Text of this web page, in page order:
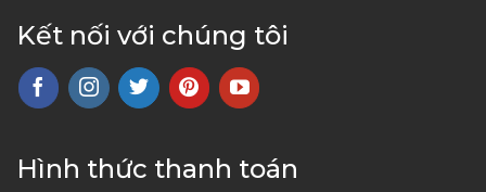
Kết nối với chúng tôi
Hình thức thanh toán